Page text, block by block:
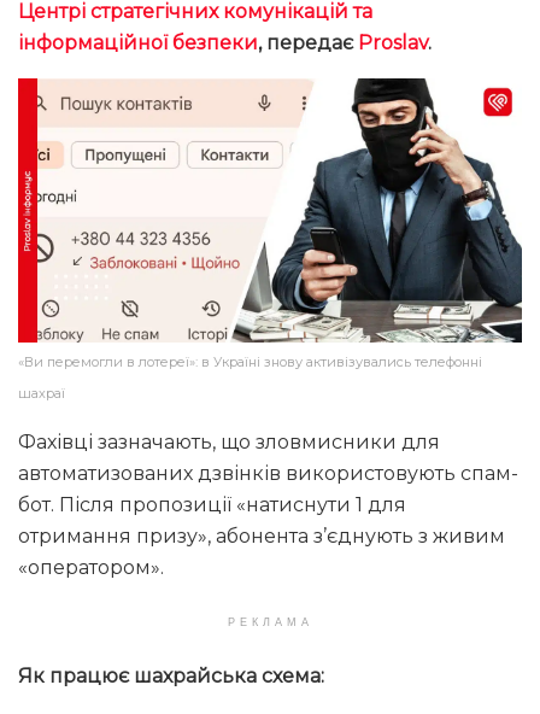
Центрі стратегічних комунікацій та
інформаційної безпеки, передає Proslav.
«Ви перемогли в лотереї»: в Україні знову активізувались телефонні
шахраї
Фахівці зазначають, що зловмисники для
автоматизованих дзвінків використовують спам-
бот. Після пропозиції «натиснути 1 для
отримання призу», абонента з’єднують з живим
«оператором».
РЕКЛАМА
Як працює шахрайська схема: